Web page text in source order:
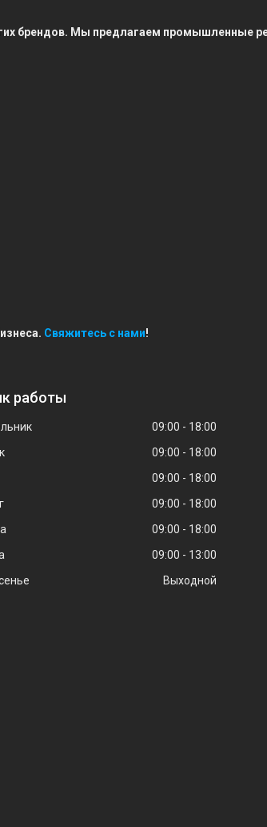
брендов. Мы предлагаем промышленные
Свяжитесь с нами!
работы
09:00
18:00
09:00
18:00
09:00
18:00
09:00
18:00
09:00
18:00
09:00
13:00
Выходной